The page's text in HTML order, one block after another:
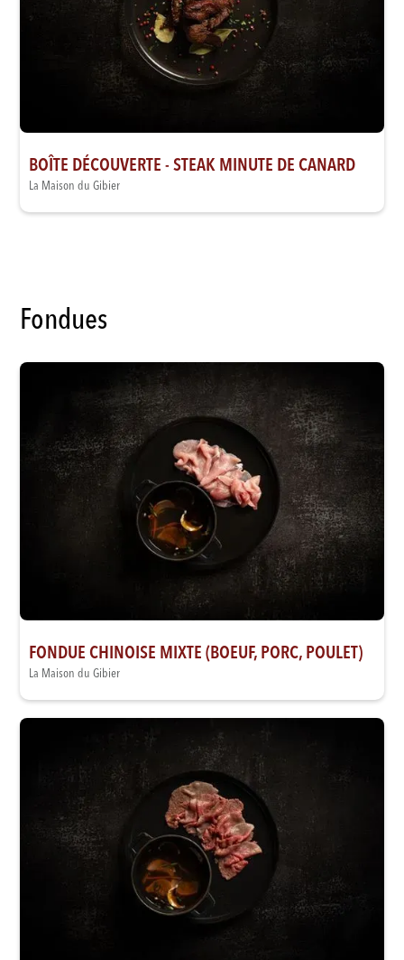
BOÎTE DÉCOUVERTE - STEAK MINUTE DE CANARD
La Maison du Gibier
Fondues
FONDUE CHINOISE MIXTE (BOEUF, PORC, POULET)
La Maison du Gibier